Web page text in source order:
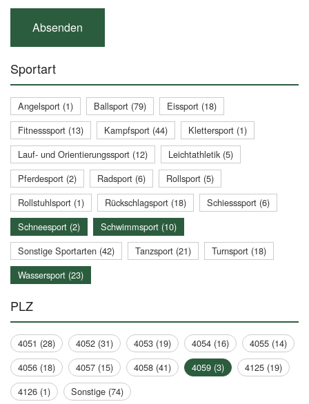
Sportart
Angelsport (1) Ballsport (79)
Eissport (18)
Fitnesssport (13)
Kampfsport (44)
Klettersport (1)
Lauf- und Orientierungssport (12)
Leichtathletik (5)
Pferdesport (2)
Radsport (6)
Rollsport (5)
Rollstuhlsport (1)
Rückschlagsport (18)
Schiesssport (6)
Schneesport (2)
Schwimmsport (10)
Sonstige Sportarten (42)
Tanzsport (21)
Turnsport (18)
Wassersport (23)
PLZ
4051 (28) 4052 (31) 4053 (19) 4054 (16)
4055 (14)
4056 (18)
4057 (15) 4058 (41) 4059 (3)
4125 (19)
4126 (1)
Sonstige (74)